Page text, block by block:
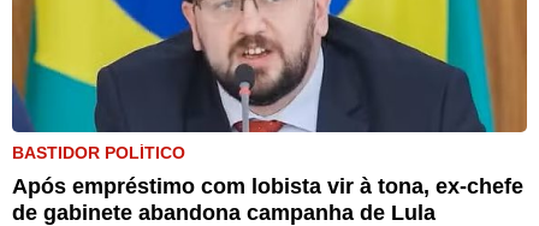
BASTIDOR POLÍTICO
Após empréstimo com lobista vir à tona, ex-chefe
de gabinete abandona campanha de Lula